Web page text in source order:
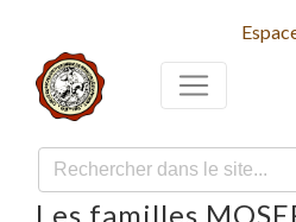
Les familles